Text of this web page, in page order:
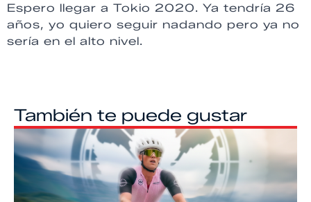
Espero llegar a Tokio 2020. Ya tendría 26
años, yo quiero seguir nadando pero ya no
sería en el alto nivel.
También te puede gustar